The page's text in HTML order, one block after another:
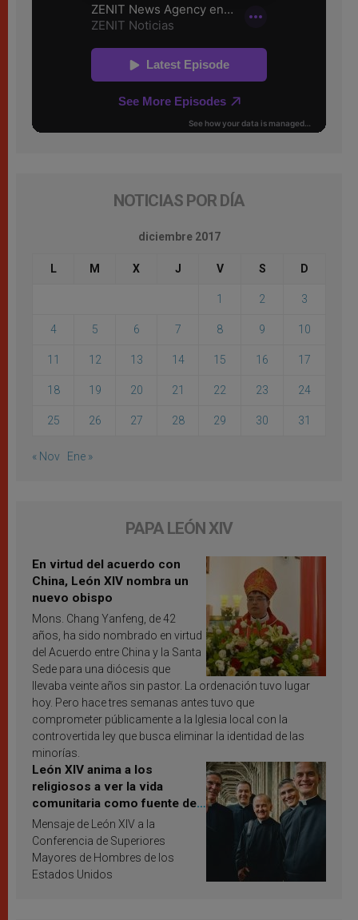
NOTICIAS POR DÍA
diciembre 2017
L M X J V S D
1 2 3
4 5 6 7 8 9 10
11 12 13 14 15 16 17
18 19 20 21 22 23 24
25 26 27 28 29 30 31
« Nov Ene »
PAPA LEÓN XIV
En virtud del acuerdo con
China, León XIV nombra un
nuevo obispo
Mons. Chang Yanfeng, de 42
años, ha sido nombrado en virtud
del Acuerdo entre China y la Santa
Sede para una diócesis que
llevaba veinte años sin pastor. La ordenación tuvo lugar
hoy. Pero hace tres semanas antes tuvo que
comprometer públicamente a la Iglesia local con la
controvertida ley que busca eliminar la identidad de las
minorías.
León XIV anima a los
religiosos a ver la vida
comunitaria como fuente de
inspiración y santificación
Mensaje de León XIV a la
Conferencia de Superiores
Mayores de Hombres de los
Estados Unidos